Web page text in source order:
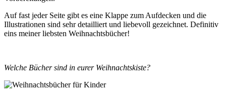
Auf fast jeder Seite gibt es eine Klappe zum Aufdecken und die
Illustrationen sind sehr detailliert und liebevoll gezeichnet. Definitiv
eins meiner liebsten Weihnachtsbücher!
Welche Bücher sind in eurer Weihnachtskiste?